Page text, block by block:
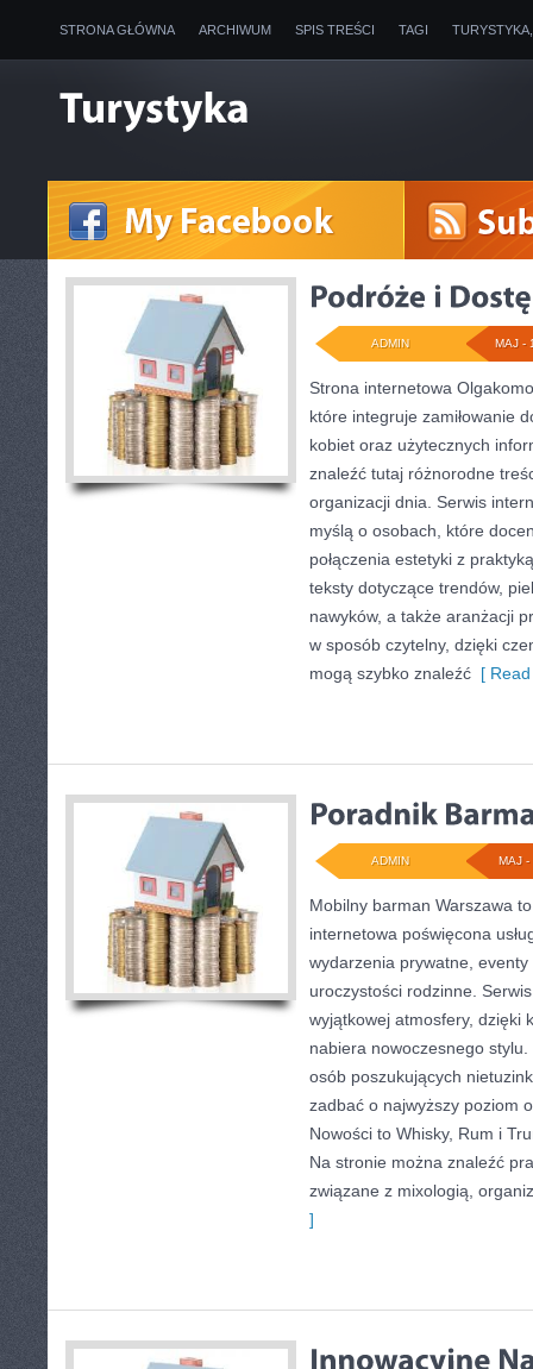
STRONA GŁÓWNA ARCHIWUM SPIS TREŚCI TAGI
MAJ -
ADMIN
Strona internetowa
które integruje zamiłowanie
kobiet oraz użytecznych
znaleźć tutaj różnorodne
organizacji dnia. Serwis
myślą o osobach, które
połączenia estetyki z
teksty dotyczące trendów,
nawyków, a także aranżacji
w sposób czytelny, dzięki
mogą szybko znaleźć [
MAJ -
ADMIN
Mobilny barman Warszawa
internetowa poświęcona
wydarzenia prywatne,
uroczystości rodzinne.
wyjątkowej atmosfery, dzięki
nabiera nowoczesnego
osób poszukujących
zadbać o najwyższy poziom
Nowości to Whisky, Rum i
Na stronie można znaleźć
związane z mixologią,
]